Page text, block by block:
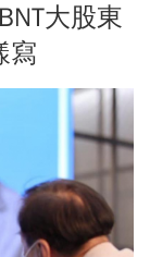
大股東
寫